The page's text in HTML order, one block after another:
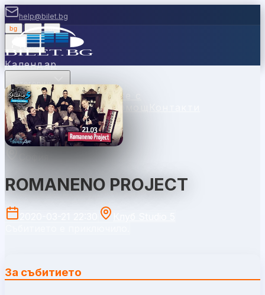
help@bilet.bg
bg |
Вход
Календар
Категории
МестаКасиПродавайте с
насВаучериНовиниПомощ
София
ROMANENO PROJECT
За събитието